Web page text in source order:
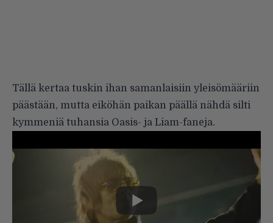
Tällä kertaa tuskin ihan samanlaisiin yleisömääriin
päästään, mutta eiköhän paikan päällä nähdä silti
kymmeniä tuhansia Oasis- ja Liam-faneja.